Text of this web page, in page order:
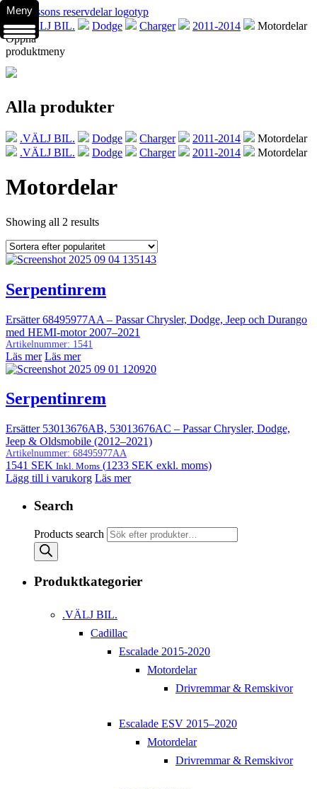
.VÄLJ BIL. Dodge Charger 2011-2014
Motordelar
Öppna
produktmeny
Alla produkter
.VÄLJ BIL. Dodge Charger 2011-2014
Motordelar
.VÄLJ BIL.
Dodge Charger 2011-2014 Motordelar
Motordelar
Showing all 2 results
Serpentinrem
Ersätter 68495977AA – Passar Chrysler, Dodge, Jeep och Durango
med HEMI‑motor 2007–2021
Artikelnummer: 1541
Läs mer Läs mer
Serpentinrem
Ersätter 53013676AB, 53013676AC – Passar Chrysler, Dodge,
Jeep & Oldsmobile (2012–2021)
Artikelnummer: 68495977AA
1541 SEK Inkl. Moms (1233 SEK exkl. moms)
Lägg till i varukorg Läs mer
Search
Products search
Produktkategorier
.VÄLJ BIL.
Cadillac
Escalade 2015-2020
Motordelar
Drivremmar & Remskivor
Escalade ESV 2015–2020
Motordelar
Drivremmar & Remskivor
Meny